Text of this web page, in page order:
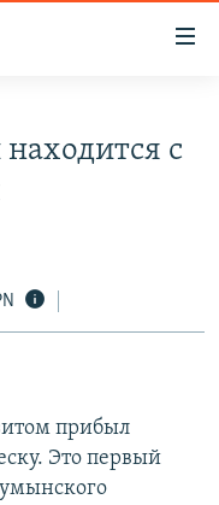
с
прибыл
Это первый